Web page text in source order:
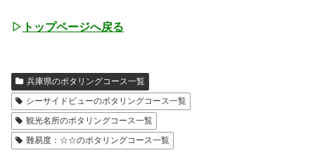
▷ トップページへ戻る
兵庫県のポタリングコース一覧
シーサイドビューのポタリングコース一覧
観光名所のポタリングコース一覧
難易度：☆☆のポタリングコース一覧